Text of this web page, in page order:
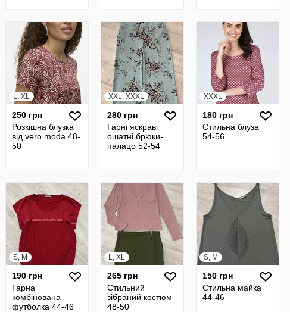
L, XL
250 грн
Розкішна блузка
від vero moda 48-
50
XXL, XXXL
280 грн
Гарні яскраві
ошатні брюки-
палацо 52-54
XXXL
180 грн
Стильна блуза
54-56
S, M
190 грн
Гарна
комбінована
футболка 44-46
L, XL
265 грн
Стильний
зібраний костюм
48-50
S, M
150 грн
Стильна майка
44-46